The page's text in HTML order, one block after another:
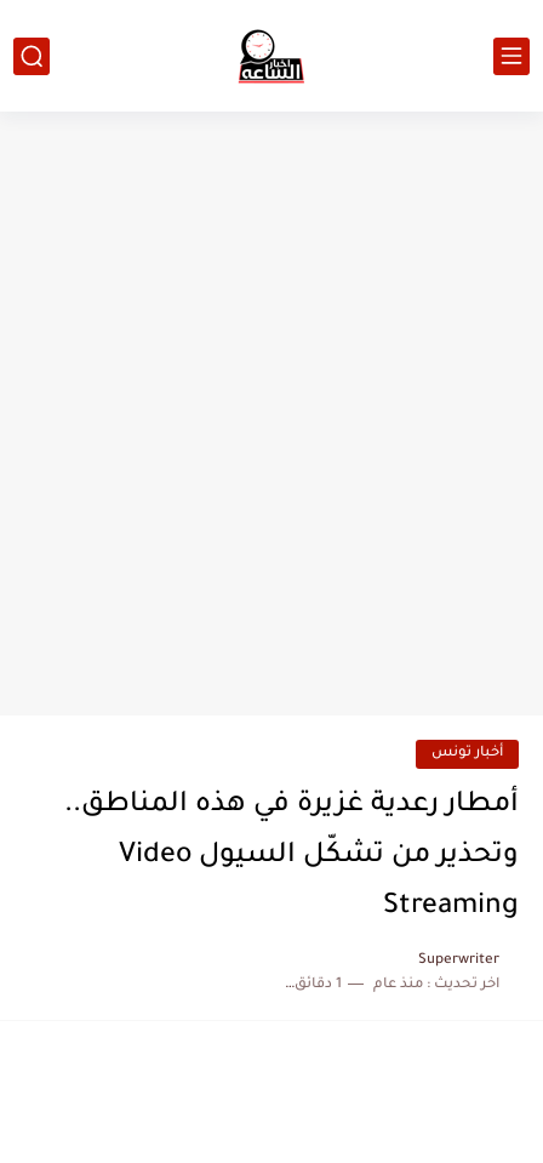
أخبار تونس
أمطار رعدية غزيرة في هذه المناطق..
وتحذير من تشكّل السيول Video
Streaming
Superwriter
اخر تحديث :منذ عام 1 دقائق للقراءة